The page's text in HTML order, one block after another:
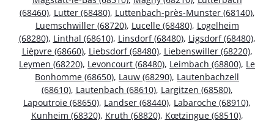
(68460), Lutter (68480), Luttenbach-près-Munster (68140),
Luemschwiller (68720), Lucelle (68480), Logelheim
(68280), Linthal (68610), Linsdorf (68480), Ligsdorf (68480),
Lièpvre (68660), Liebsdorf (68480), Liebenswiller (68220),
Leymen (68220), Levoncourt (68480), Leimbach (68800), Le
Bonhomme (68650), Lauw (68290), Lautenbachzell
(68610), Lautenbach (68610), Largitzen (68580),
Lapoutroie (68650), Landser (68440), Labaroche (68910),
Kunheim (68320), Kruth (68820), Kœtzingue (68510),